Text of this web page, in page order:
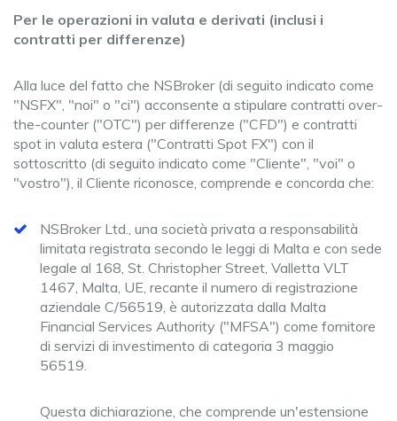
Per le operazioni in valuta e derivati (inclusi i
contratti per differenze)
Alla luce del fatto che NSBroker (di seguito indicato come
"NSFX", "noi" o "ci") acconsente a stipulare contratti over-
the-counter ("OTC") per differenze ("CFD") e contratti
spot in valuta estera ("Contratti Spot FX") con il
sottoscritto (di seguito indicato come "Cliente", "voi" o
"vostro"), il Cliente riconosce, comprende e concorda che:
NSBroker Ltd., una società privata a responsabilità
limitata registrata secondo le leggi di Malta e con sede
legale al 168, St. Christopher Street, Valletta VLT
1467, Malta, UE, recante il numero di registrazione
aziendale C/56519, è autorizzata dalla Malta
Financial Services Authority ("MFSA") come fornitore
di servizi di investimento di categoria 3 maggio
56519.
Questa dichiarazione, che comprende un'estensione